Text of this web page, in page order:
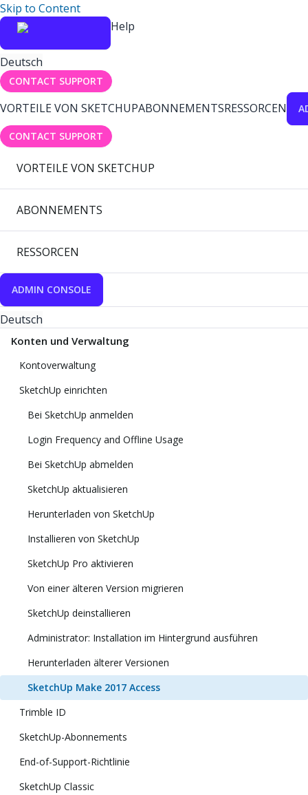
Skip to Content
Help
Deutsch
CONTACT SUPPORT
VORTEILE VON SKETCHUPABONNEMENTSRESSORCEN
CONTACT SUPPORT
VORTEILE VON SKETCHUP
ABONNEMENTS
RESSORCEN
ADMIN CONSOLE
Deutsch
Konten und Verwaltung
Kontoverwaltung
SketchUp einrichten
Bei SketchUp anmelden
Login Frequency and Offline Usage
Bei SketchUp abmelden
SketchUp aktualisieren
Herunterladen von SketchUp
Installieren von SketchUp
SketchUp Pro aktivieren
Von einer älteren Version migrieren
SketchUp deinstallieren
Administrator: Installation im Hintergrund ausführen
Herunterladen älterer Versionen
SketchUp Make 2017 Access
Trimble ID
SketchUp-Abonnements
End-of-Support-Richtlinie
SketchUp Classic